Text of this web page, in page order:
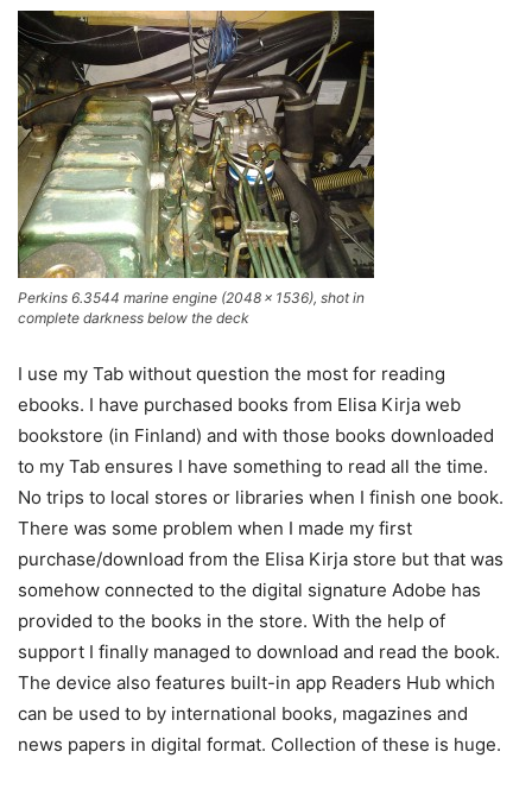
Perkins 6.3544 marine engine (2048 × 1536), shot in
complete darkness below the deck
I use my Tab without question the most for reading
ebooks. I have purchased books from Elisa Kirja web
bookstore (in Finland) and with those books downloaded
to my Tab ensures I have something to read all the time.
No trips to local stores or libraries when I finish one book.
There was some problem when I made my first
purchase/download from the Elisa Kirja store but that was
somehow connected to the digital signature Adobe has
provided to the books in the store. With the help of
support I finally managed to download and read the book.
The device also features built-in app Readers Hub which
can be used to by international books, magazines and
news papers in digital format. Collection of these is huge.